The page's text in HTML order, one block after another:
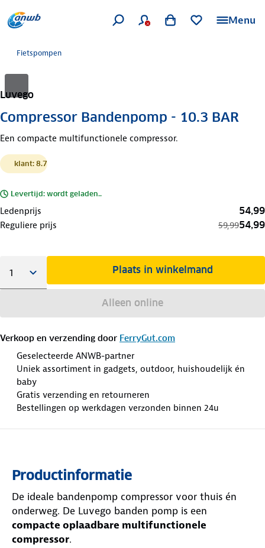
Menu
Fietspompen
Luvego
Compressor Bandenpomp - 10.3 BAR
Een compacte multifunctionele compressor.
klant: 8.7
Levertijd: wordt geladen..
Ledenprijs 54,99
Reguliere prijs 59,9954,99
Plaats in winkelmand
Alleen online
Verkoop en verzending door FerryGut.com
Geselecteerde ANWB-partner
Uniek assortiment in gadgets, outdoor, huishoudelijk én
baby
Gratis verzending en retourneren
Bestellingen op werkdagen verzonden binnen 24u
Productinformatie
De ideale bandenpomp compressor voor thuis én
onderweg. De Luvego banden pomp is een
compacte oplaadbare multifunctionele
compressor.